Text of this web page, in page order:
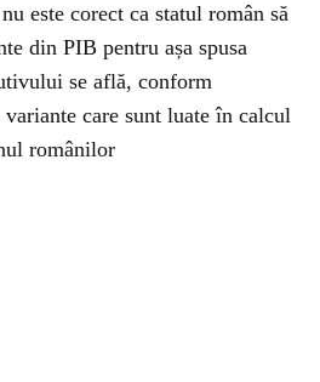
este corect ca statul român să
din PIB pentru așa spusa
se află, conform
care sunt luate în calcul
românilor